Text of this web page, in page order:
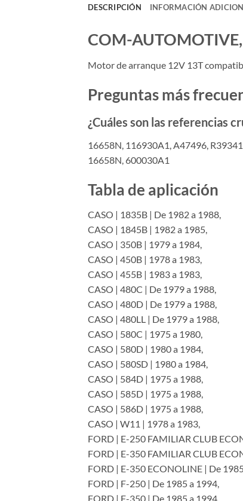
DESCRIPCIÓN INFORMACIÓN
COM-
Motor de arranque 12V 13T
Preguntas más
¿Cuáles son las referencias
16658N, 116930A1, A47496,
16658N, 600030A1
Tabla de aplicación
CASO | 1835B | De 1982 a 1988,
CASO | 1845B | 1982 a 1985,
CASO | 350B | 1979 a 1984,
CASO | 450B | 1978 a 1983,
CASO | 455B | 1983 a 1983,
CASO | 480C | De 1979 a 1988,
CASO | 480D | De 1979 a 1988,
CASO | 480LL | De 1979 a 1988,
CASO | 580C | 1975 a 1980,
CASO | 580D | 1980 a 1984,
CASO | 580SD | 1980 a 1984,
CASO | 584D | 1975 a 1988,
CASO | 585D | 1975 a 1988,
CASO | 586D | 1975 a 1988,
CASO | W11 | 1978 a 1983,
FORD | E-250 FAMILIAR CLUB
FORD | E-350 FAMILIAR CLUB
FORD | E-350 ECONOLINE | De
FORD | F-250 | De 1985 a 1994,
FORD | F-350 | De 1985 a 1994,